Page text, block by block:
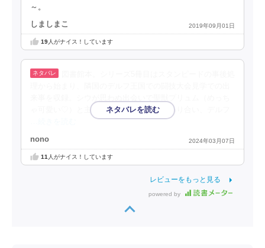
～。
しましまこ 2019年09月01日
19人がナイス！しています
ゃ可愛い♡）と主・スヴェルダ王子と関わり合い、デルフ
nono 2024年03月07日
11 人がナイス！しています
レビューをもっと見る
powered by